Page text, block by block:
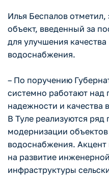
Илья Беспалов отметил,
объект, введенный за
для улучшения качества
водоснабжения.
– По поручению
системно работают
надежности и качества
В Туле реализуются
модернизации объектов
водоснабжения. Акцент
на развитие инженерной
инфраструктуры